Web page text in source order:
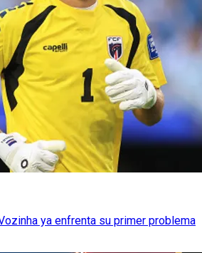
ya enfrenta su primer problema